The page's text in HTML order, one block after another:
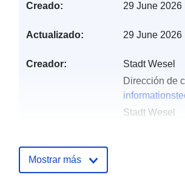
Creado: 29 June 2026
Actualizado: 29 June 2026
Creador:
Stadt Wesel
Dirección de
Stadt Wesel
Editor:
Mostrar más